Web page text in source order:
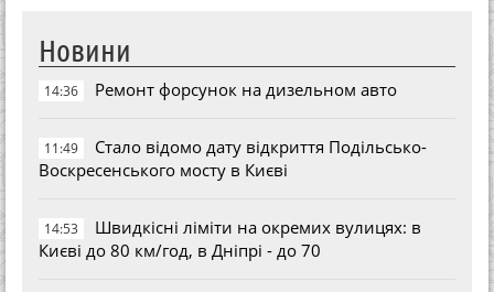
Новини
14:36 Ремонт форсунок на дизельном авто
11:49
Стало відомо дату відкриття Подільсько-
Воскресенського мосту в Києві
14:53
Швидкісні ліміти на окремих вулицях: в
Києві до 80 км/год, в Дніпрі - до 70